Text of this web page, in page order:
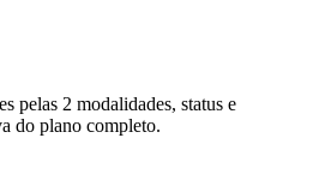
pelas 2 modalidades, status e
do plano completo.